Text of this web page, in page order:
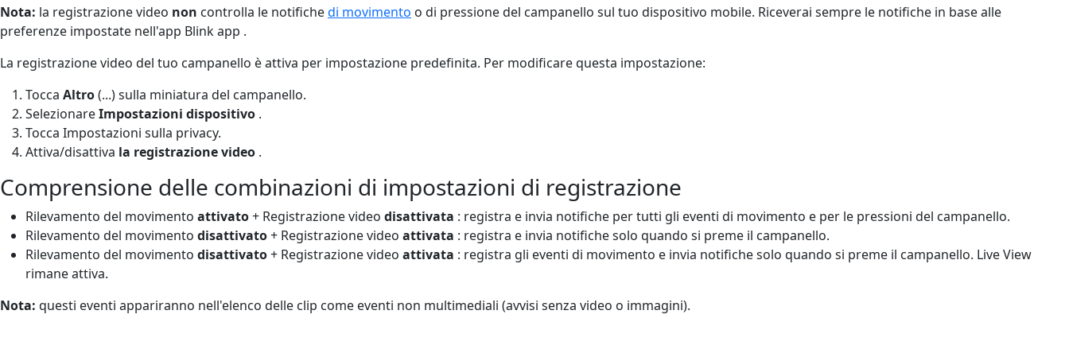
Nota: la registrazione video non controlla le notifichedi movimento o di pressione del campanello sul tuo dispositivo mobile. Riceverai sempre le notifiche in base alle
preferenze impostate nell'app Blink app .
La registrazione video del tuo campanello è attiva per impostazione predefinita. Per modificare questa impostazione:
Tocca Altro(...) sulla miniatura del campanello.
SelezionareImpostazioni dispositivo .
Tocca Impostazioni sulla privacy.
Attiva/disattiva la registrazione video .
Comprensione delle combinazioni di impostazioni di registrazione
Rilevamento del movimento attivato+ Registrazione video disattivata : registra e invia notifiche per tutti gli eventi di movimento e per le pressioni del campanello.
Rilevamento del movimento disattivato+ Registrazione video attivata : registra e invia notifiche solo quando si preme il campanello.
Rilevamento del movimento disattivato+ Registrazione video attivata : registra gli eventi di movimento e invia notifiche solo quando si preme il campanello. Live View
rimane attiva.
Nota: questi eventi appariranno nell'elenco delle clip come eventi non multimediali (avvisi senza video o immagini).